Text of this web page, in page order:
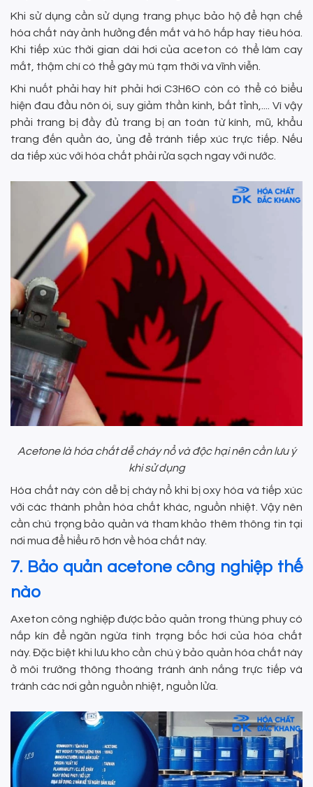
Khi sử dụng cần sử dụng trang phục bảo hộ để hạn chế
hóa chất này ảnh hưởng đến mắt và hô hấp hay tiêu hóa.
Khi tiếp xúc thời gian dài hơi của aceton có thể làm cay
mắt, thậm chí có thể gây mù tạm thời và vĩnh viễn.
Khi nuốt phải hay hít phải hơi C3H6O còn có thể có biểu
hiện đau đầu nôn ói, suy giảm thần kinh, bất tỉnh,.... Vì vậy
phải trang bị đầy đủ trang bị an toàn từ kính, mũ, khẩu
trang đến quần áo, ủng để tránh tiếp xúc trực tiếp. Nếu
da tiếp xúc với hóa chất phải rửa sạch ngay với nước.
Acetone là hóa chất dễ cháy nổ và độc hại nên cần lưu ý
khi sử dụng
Hóa chất này còn dễ bị cháy nổ khi bị oxy hóa và tiếp xúc
với các thành phần hóa chất khác, nguồn nhiệt. Vậy nên
cần chú trọng bảo quản và tham khảo thêm thông tin tại
nơi mua để hiểu rõ hơn về hóa chất này.
7. Bảo quản acetone công nghiệp thế
nào
Axeton công nghiệp được bảo quản trong thùng phuy có
nắp kín để ngăn ngừa tình trạng bốc hơi của hóa chất
này. Đặc biệt khi lưu kho cần chú ý bảo quản hóa chất này
ở môi trường thông thoáng tránh ánh nắng trực tiếp và
tránh các nơi gần nguồn nhiệt, nguồn lửa.